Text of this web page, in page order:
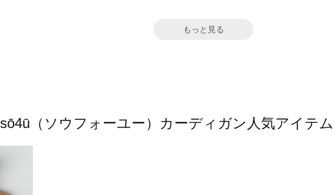
もっと見る
sō4ū（ソウフォーユー）カーディガン人気アイテ